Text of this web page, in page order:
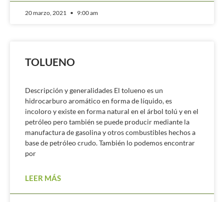
20 marzo, 2021 9:00 am
TOLUENO
Descripción y generalidades El tolueno es un
hidrocarburo aromático en forma de líquido, es
incoloro y existe en forma natural en el árbol tolú y en el
petróleo pero también se puede producir mediante la
manufactura de gasolina y otros combustibles hechos a
base de petróleo crudo. También lo podemos encontrar
por
LEER MÁS